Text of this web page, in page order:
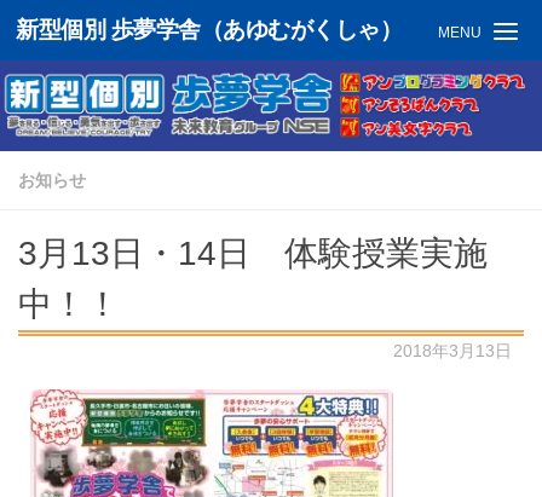
新型個別 歩夢学舎（あゆむがくしゃ） MENU
お知らせ
3月13日・14日 体験授業実施
中！！
2018年3月13日